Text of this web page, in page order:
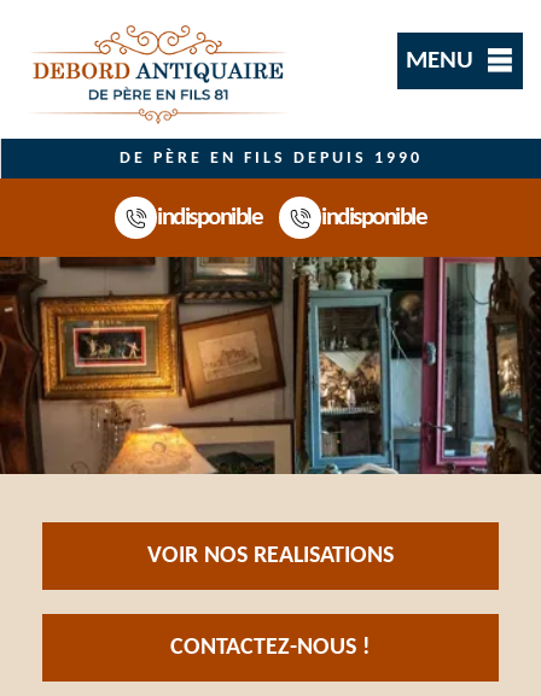
MENU
DE PÈRE EN FILS DEPUIS 1990
indisponible indisponible
VOIR NOS REALISATIONS
CONTACTEZ-NOUS !